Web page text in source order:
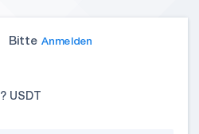
Bitte Anmelden
? USDT